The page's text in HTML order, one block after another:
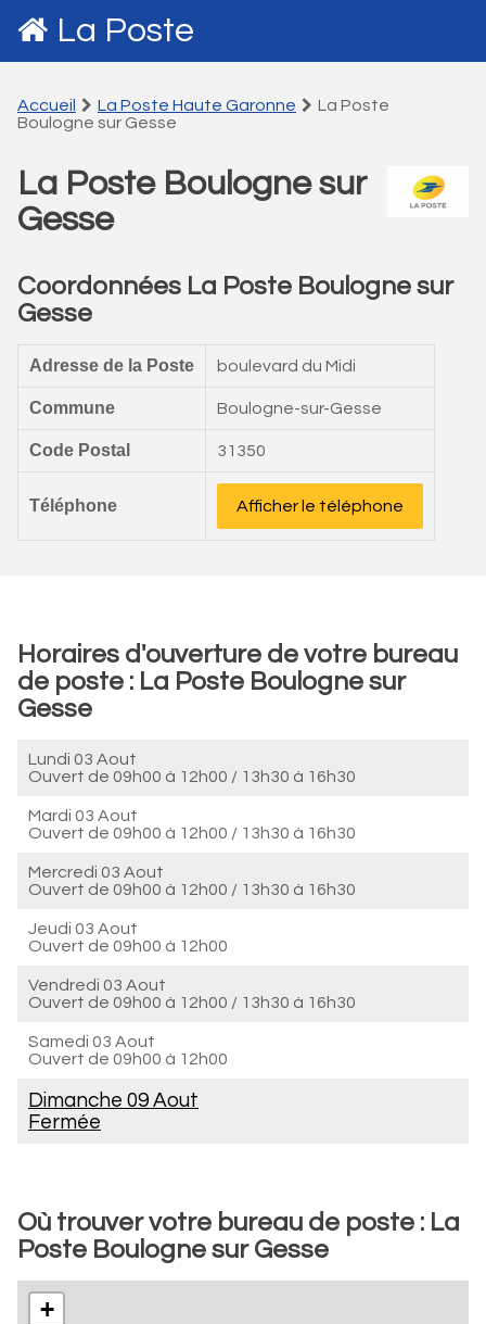
La Poste
Accueil La Poste Haute Garonne
La Poste
Boulogne sur Gesse
La Poste Boulogne sur
Gesse
Coordonnées La Poste Boulogne sur
Gesse
Adresse de la Poste boulevard du Midi
Commune Boulogne-sur-Gesse
Code Postal 31350
Téléphone Afficher le téléphone
Horaires d'ouverture de votre bureau
de poste : La Poste Boulogne sur
Gesse
Lundi 03 Aout
Ouvert de 09h00 à 12h00 / 13h30 à 16h30
Mardi 03 Aout
Ouvert de 09h00 à 12h00 / 13h30 à 16h30
Mercredi 03 Aout
Ouvert de 09h00 à 12h00 / 13h30 à 16h30
Jeudi 03 Aout
Ouvert de 09h00 à 12h00
Vendredi 03 Aout
Ouvert de 09h00 à 12h00 / 13h30 à 16h30
Samedi 03 Aout
Ouvert de 09h00 à 12h00
Dimanche 09 Aout
Fermée
Où trouver votre bureau de poste : La
Poste Boulogne sur Gesse
+